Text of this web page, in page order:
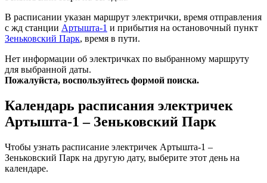
В расписании указан маршрут электрички, время отправления
с жд станции Артышта-1 и прибытия на остановочный пункт
Зеньковский Парк, время в пути.
Нет информации об электричках по выбранному маршруту
для выбранной даты.
Пожалуйста, воспользуйтесь формой поиска.
Календарь расписания электричек
Артышта-1 – Зеньковский Парк
Чтобы узнать расписание электричек Артышта-1 –
Зеньковский Парк на другую дату, выберите этот день на
календаре.